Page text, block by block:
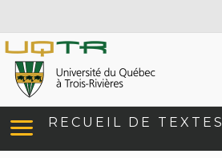
RECUEIL DE TEXTES